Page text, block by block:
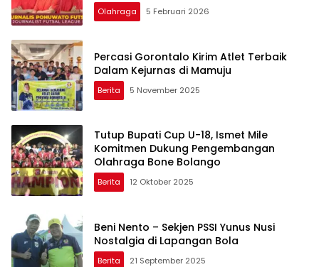
Olahraga 5 Februari 2026
Percasi Gorontalo Kirim Atlet Terbaik
Dalam Kejurnas di Mamuju
Berita 5 November 2025
Tutup Bupati Cup U-18, Ismet Mile
Komitmen Dukung Pengembangan
Olahraga Bone Bolango
Berita 12 Oktober 2025
Beni Nento – Sekjen PSSI Yunus Nusi
Nostalgia di Lapangan Bola
Berita 21 September 2025